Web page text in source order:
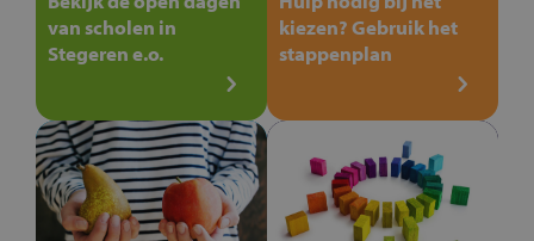
van scholen in
Stegeren e.o.
kiezen? Gebruik het
stappenplan